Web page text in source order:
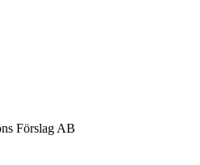
Förslag AB